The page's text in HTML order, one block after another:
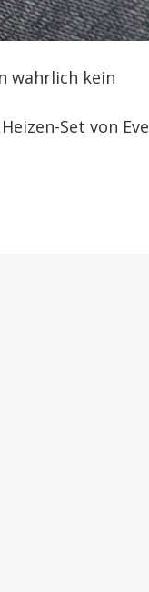
wahrlich kein
Set von Eve